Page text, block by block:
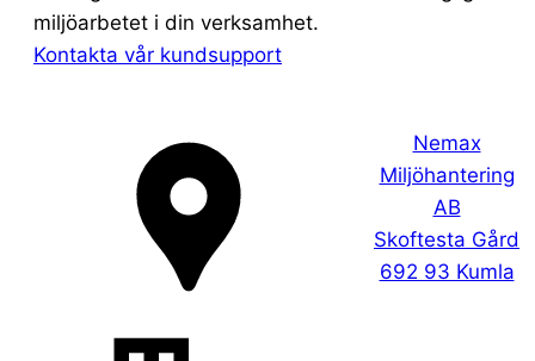
miljöarbetet i din verksamhet.
Kontakta vår kundsupport
Nemax
Miljöhantering
AB
Skoftesta Gård
692 93 Kumla